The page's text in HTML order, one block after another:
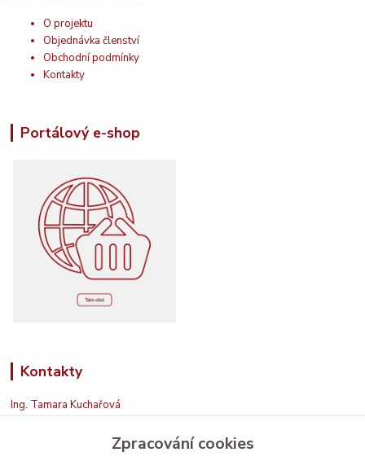
O projektu
Objednávka členství
Obchodní podmínky
Kontakty
Portálový e-shop
Kontakty
Ing. Tamara Kuchařová
+420 774 687 150
Jsem na příjmu. Když nemohu, zavolám zpět.
Zpracování cookies